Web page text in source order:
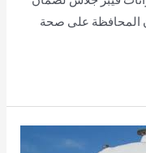
المحافظة على صحة